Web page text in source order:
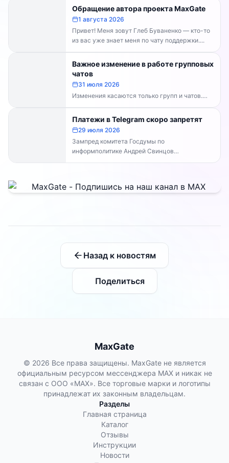
Обращение автора проекта MaxGate
1 августа 2026
Привет! Меня зовут Глеб Буваненко — кто-то
из вас уже знает меня по чату поддержки....
Важное изменение в работе групповых
чатов
31 июля 2026
Изменения касаются только групп и чатов.
Каналы работают в прежнем режиме —
владельцам каналов делать...
Платежи в Telegram скоро запретят
29 июля 2026
Зампред комитета Госдумы по
информполитике Андрей Свинцов
рекомендовал россиянам временно
Назад к новостям
Поделиться
MaxGate
© 2026 Все права защищены. MaxGate не является
официальным ресурсом мессенджера MAX и никак не
связан с ООО «МАХ». Все торговые марки и логотипы
принадлежат их законным владельцам.
Разделы
Главная страница
Каталог
Отзывы
Инструкции
Новости